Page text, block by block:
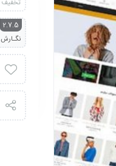
تخفیف
2.7.5
نگـارش